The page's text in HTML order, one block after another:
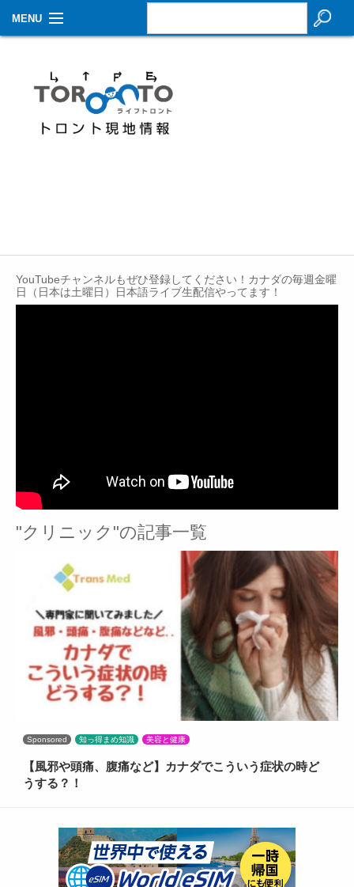
MENU
生活情報
その他
YouTubeチャンネルもぜひ登録してください！カナダの毎週金曜
日（日本は土曜日）日本語ライブ生配信やってます！
"クリニック"の記事一覧
Sponsored 知っ得まめ知識 美容と健康
【風邪や頭痛、腹痛など】カナダでこういう症状の時ど
うする？！